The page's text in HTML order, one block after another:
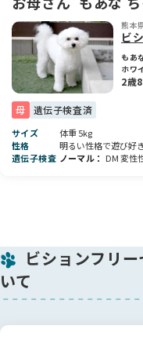
日々しっかりごはんも
ーーーーーーーーーーー
🏠 犬舎について
当犬舎では、少数で一
日々たくさんの愛情をか
親犬・子犬ともに無理
ーーーーーーーーーーー
💉 健康・医療面につい
✅ マイクロチップ装着
熊本
ビ
もあ
ホワ
2歳
母 遺伝子検査済
サイズ
体重 5kg
性格
明るい性格で遊び好
遺伝子検査 ノーマル DM 変性
ビションフリ
いて